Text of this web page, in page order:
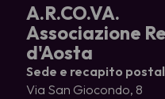
A.R.CO.VA.
Associazione
d'Aosta
Sede e recapito
Via San Giocondo, 8